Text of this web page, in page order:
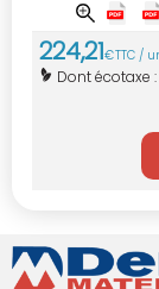
224,21€TTC /
Dont écotaxe :